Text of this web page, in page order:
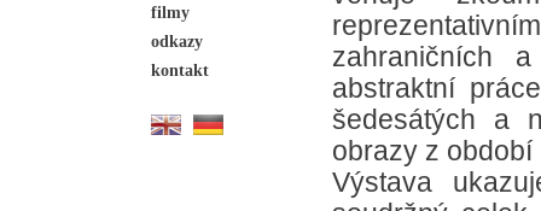
filmy
odkazy
kontakt
zahraničních
abstraktní
šedesátých a
obrazy z
Výstava